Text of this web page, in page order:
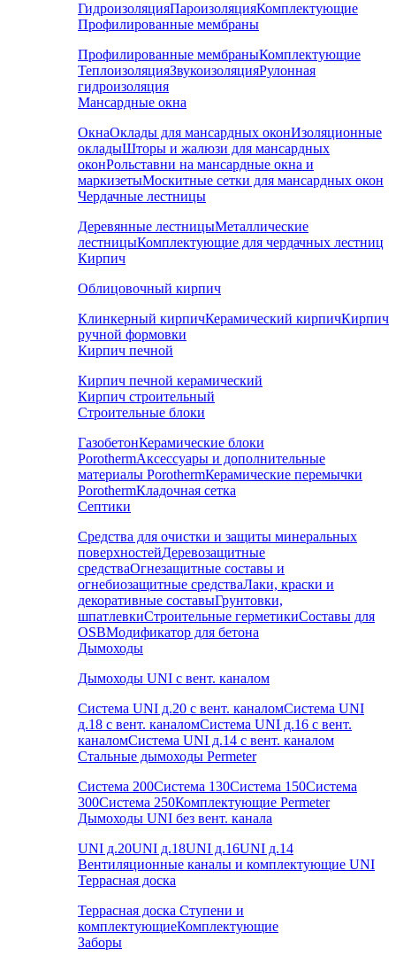
ГидроизоляцияПароизоляцияКомплектующие
Профилированные мембраны
Профилированные мембраныКомплектующие
ТеплоизоляцияЗвукоизоляцияРулонная
гидроизоляция
Мансардные окна
ОкнаОклады для мансардных оконИзоляционные
окладыШторы и жалюзи для мансардных
оконРольставни на мансардные окна и
маркизетыМоскитные сетки для мансардных окон
Чердачные лестницы
Деревянные лестницыМеталлические
лестницыКомплектующие для чердачных лестниц
Кирпич
Облицовочный кирпич
Клинкерный кирпичКерамический кирпичКирпич
ручной формовки
Кирпич печной
Кирпич печной керамический
Кирпич строительный
Строительные блоки
ГазобетонКерамические блоки
PorothermАксессуары и дополнительные
материалы PorothermКерамические перемычки
PorothermКладочная сетка
Септики
Средства для очистки и защиты минеральных
поверхностейДеревозащитные
средстваОгнезащитные составы и
огнебиозащитные средстваЛаки, краски и
декоративные составыГрунтовки,
шпатлевкиСтроительные герметикиСоставы для
OSBМодификатор для бетона
Дымоходы
Дымоходы UNI с вент. каналом
Система UNI д.20 с вент. каналомСистема UNI
д.18 с вент. каналомСистема UNI д.16 с вент.
каналомСистема UNI д.14 с вент. каналом
Стальные дымоходы Permeter
Система 200Система 130Система 150Система
300Система 250Комплектующие Permeter
Дымоходы UNI без вент. канала
UNI д.20UNI д.18UNI д.16UNI д.14
Вентиляционные каналы и комплектующие UNI
Террасная доска
Террасная доска Ступени и
комплектующиеКомплектующие
Заборы